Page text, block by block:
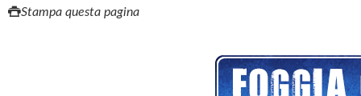
Stampa questa pagina